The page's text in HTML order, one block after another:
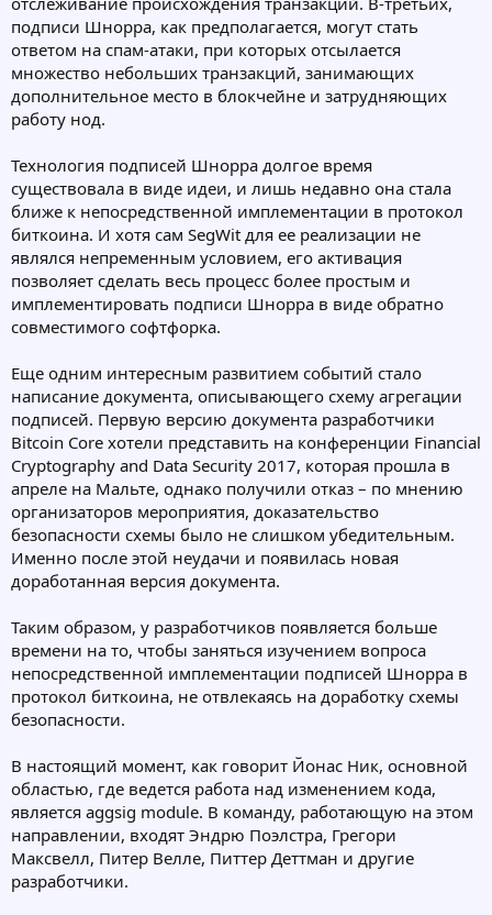
подписи Шнорра, как предполагается, могут стать
ответом на спам-атаки, при которых отсылается
множество небольших транзакций, занимающих
дополнительное место в блокчейне и затрудняющих
работу нод.
Технология подписей Шнорра долгое время
существовала в виде идеи, и лишь недавно она стала
ближе к непосредственной имплементации в протокол
биткоина. И хотя сам SegWit для ее реализации не
являлся непременным условием, его активация
позволяет сделать весь процесс более простым и
имплементировать подписи Шнорра в виде обратно
совместимого софтфорка.
Еще одним интересным развитием событий стало
написание документа, описывающего схему агрегации
подписей. Первую версию документа разработчики
Bitcoin Core хотели представить на конференции Financial
Cryptography and Data Security 2017, которая прошла в
апреле на Мальте, однако получили отказ – по мнению
организаторов мероприятия, доказательство
безопасности схемы было не слишком убедительным.
Именно после этой неудачи и появилась новая
доработанная версия документа.
Таким образом, у разработчиков появляется больше
времени на то, чтобы заняться изучением вопроса
непосредственной имплементации подписей Шнорра в
протокол биткоина, не отвлекаясь на доработку схемы
безопасности.
В настоящий момент, как говорит Йонас Ник, основной
областью, где ведется работа над изменением кода,
является aggsig module. В команду, работающую на этом
направлении, входят Эндрю Поэлстра, Грегори
Максвелл, Питер Велле, Питтер Деттман и другие
разработчики.